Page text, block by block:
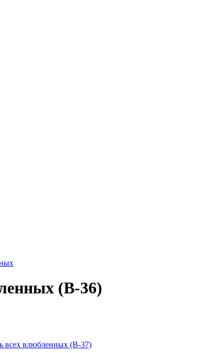
(В-36)
всех влюбленных (В-37)